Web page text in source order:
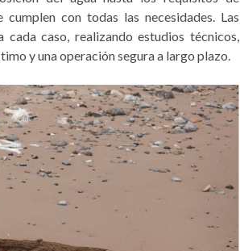
con todas las necesidades. Las
caso, realizando estudios técnicos,
y una operación segura a largo plazo.